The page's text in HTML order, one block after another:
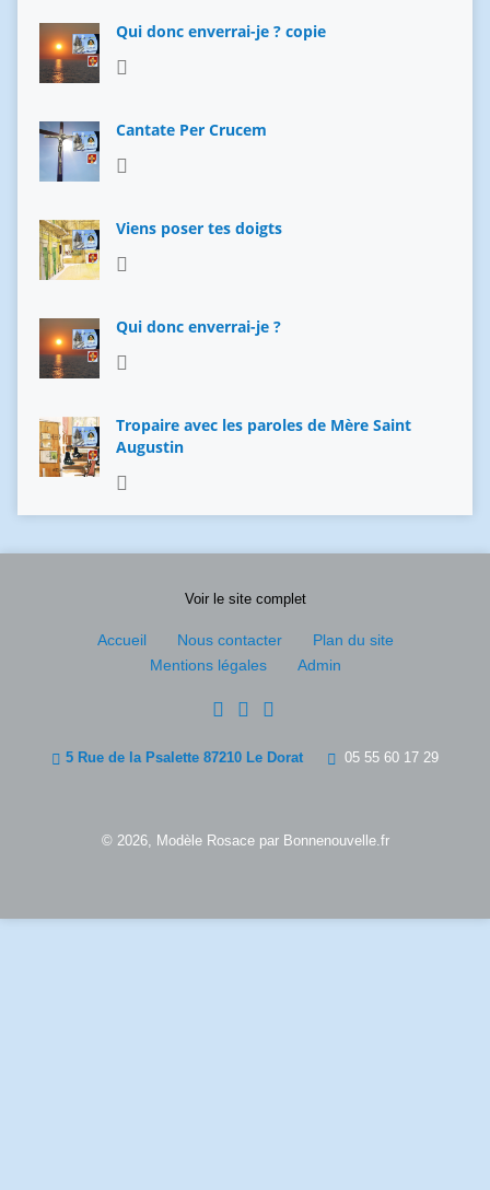
Qui donc enverrai-je ? copie
Cantate Per Crucem
Viens poser tes doigts
Qui donc enverrai-je ?
Tropaire avec les paroles de Mère Saint
Augustin
Voir le site complet
Accueil Nous contacter
Plan du site
Mentions légales
Admin
5 Rue de la Psalette 87210 Le Dorat 05 55 60 17 29
© 2026, Modèle Rosacepar Bonnenouvelle.fr